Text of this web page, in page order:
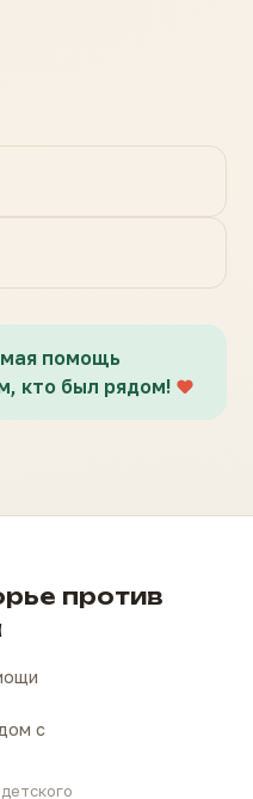
помощь
кто был рядом!
против
с